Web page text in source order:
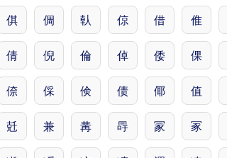
倛 倜 倝 倞 借 倠
倩 倪 倫 倬 倭 倮
倷 倸 倹 债 倻 值
兛 兼 冓 冔 冡 冢